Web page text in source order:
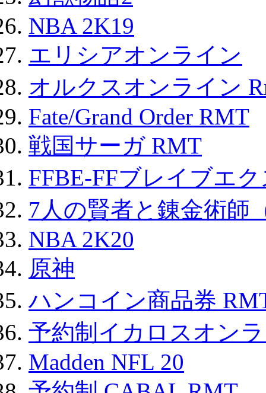
NBA 2K19
エリシアオンライン
オルクスオンライン
Fate/Grand Order RMT
戦国サーガ RMT
FFBE-FFブレイブエ
7人の賢者と錬金術師
NBA 2K20
原神
ハンコイン商品券
予約制イカロスオン
Madden NFL 20